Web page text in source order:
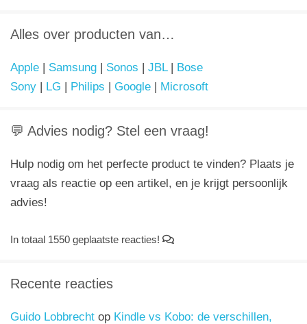
Alles over producten van…
Apple | Samsung | Sonos | JBL| Bose
Sony | LG | Philips | Google | Microsoft
💬 Advies nodig? Stel een vraag!
Hulp nodig om het perfecte product te vinden? Plaats je
vraag als reactie op een artikel, en je krijgt persoonlijk
advies!
In totaal 1550 geplaatste reacties!
Recente reacties
Guido Lobbrecht op Kindle vs Kobo: de verschillen,